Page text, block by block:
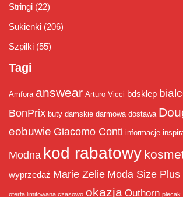
Stringi (22)
Sukienki (206)
Szpilki (55)
Tagi
Amfora answear Arturo Vicci bdsklep
BonPrix buty damskie darmowa dostawa
eobuwie Giacomo Conti informacje
Modna kod rabatowy
wyprzedaż Marie Zelie Moda Size Plus
oferta limitowana czasowo okazja Outhorn plecak